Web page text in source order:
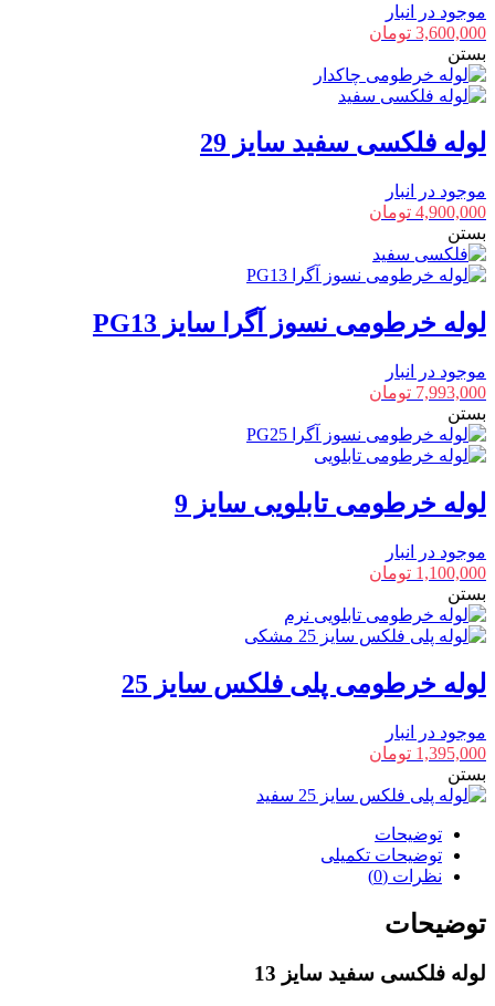
موجود در انبار
3,600,000 تومان
بستن
لوله فلکسی سفید سایز 29
موجود در انبار
4,900,000 تومان
بستن
لوله خرطومی نسوز آگرا سایز PG13
موجود در انبار
7,993,000 تومان
بستن
لوله خرطومی تابلویی سایز 9
موجود در انبار
1,100,000 تومان
بستن
لوله خرطومی پلی فلکس سایز 25
موجود در انبار
1,395,000 تومان
بستن
توضیحات
توضیحات تکمیلی
نظرات (0)
توضیحات
لوله فلکسی سفید سایز 13